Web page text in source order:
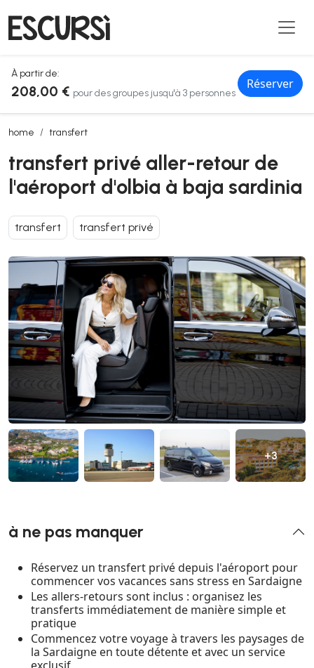
À partir de:
208,00 € pour des groupes jusqu'à 3 personnes
Réserver
home transfert
transfert privé aller-retour de l'aéroport d'olbia à baja sardinia
transfert privé aller-retour de
l'aéroport d'olbia à baja sardinia
transfert transfert privé
+3
à ne pas manquer
Réservez un transfert privé depuis l'aéroport pour
commencer vos vacances sans stress en Sardaigne
Les allers-retours sont inclus : organisez les
transferts immédiatement de manière simple et
pratique
Commencez votre voyage à travers les paysages de
la Sardaigne en toute détente et avec un service